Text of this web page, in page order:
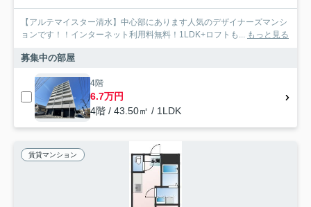
【アルテマイスター清水】中心部にあります人気のデザイナーズマンシ
ョンです！！インターネット利用料無料！1LDK+ロフトも...
もっと見る
募集中の部屋
4階
6.7万円
4階 / 43.50㎡ / 1LDK
賃貸マンション